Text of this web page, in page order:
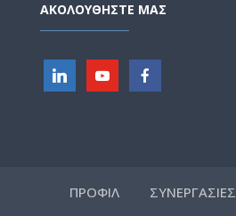
ΑΚΟΛΟΥΘΗΣΤΕ ΜΑΣ
ΠΡΟΦΙΛ ΣΥΝΕΡΓΑΣΙΕΣ